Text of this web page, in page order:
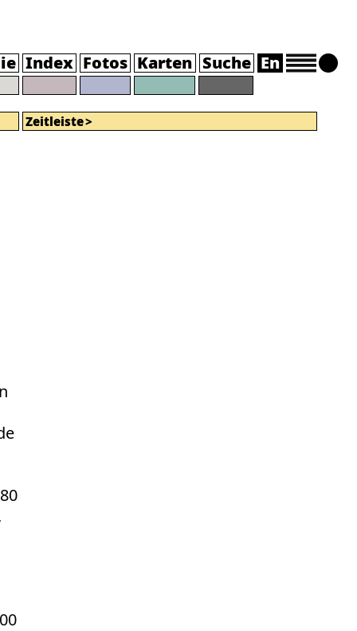
Index Fotos Karten Suche En
Zeitleiste